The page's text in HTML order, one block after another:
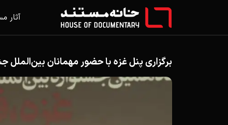
آثار
برگزاری پنل غزه با حضور مهمانان